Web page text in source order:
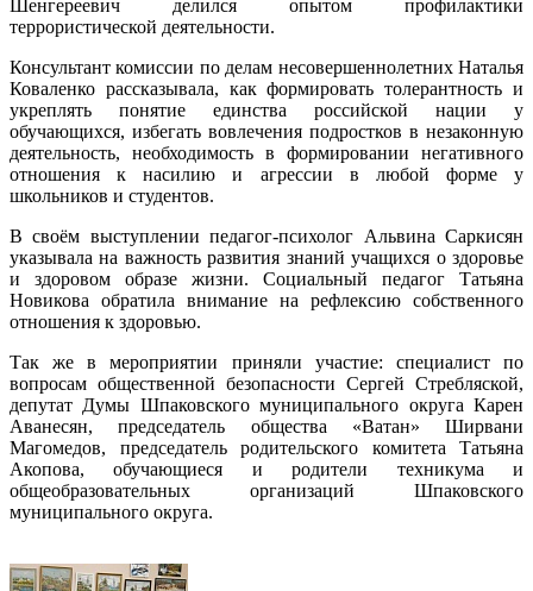
Шенгереевич делился опытом профилактики
террористической деятельности.
Консультант комиссии по делам несовершеннолетних Наталья
Коваленко рассказывала, как формировать толерантность и
укреплять понятие единства российской нации у
обучающихся, избегать вовлечения подростков в незаконную
деятельность, необходимость в формировании негативного
отношения к насилию и агрессии в любой форме у
школьников и студентов.
В своём выступлении педагог-психолог Альвина Саркисян
указывала на важность развития знаний учащихся о здоровье
и здоровом образе жизни. Социальный педагог Татьяна
Новикова обратила внимание на рефлексию собственного
отношения к здоровью.
Так же в мероприятии приняли участие: специалист по
вопросам общественной безопасности Сергей Стребляской,
депутат Думы Шпаковского муниципального округа Карен
Аванесян, председатель общества «Ватан» Ширвани
Магомедов, председатель родительского комитета Татьяна
Акопова, обучающиеся и родители техникума и
общеобразовательных организаций Шпаковского
муниципального округа.